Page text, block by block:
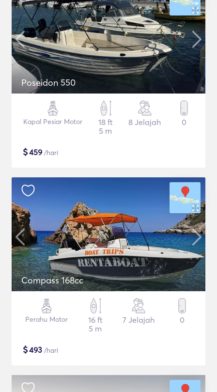
Poseidon 550
Kapal Pesiar Motor
18 ft
5 m
8 Jelajah 0
$459 /hari
Compass 168cc
Perahu Motor
16 ft
5 m
7 Jelajah 0
$493 /hari